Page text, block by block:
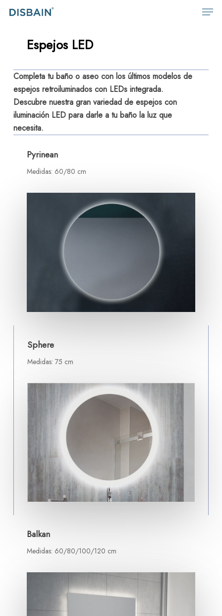
Skip
Espejos LED
Completa tu baño o aseo con los últimos modelos de
espejos retroiluminados con LEDs integrada.
Descubre nuestra gran variedad de espejos con
iluminación LED para darle a tu baño la luz que
necesita.
Pyrinean
Medidas: 60/80 cm
Sphere
Medidas: 75 cm
Balkan
Medidas: 60/80/100/120 cm